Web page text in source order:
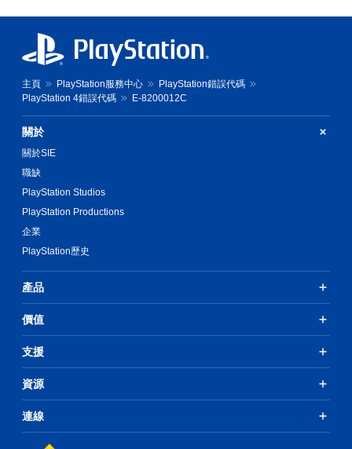
主頁 PlayStation服務中心
PlayStation錯誤代碼
PlayStation 4錯誤代碼
E-8200012C
關於
關於SIE
職缺
PlayStation Studios
PlayStation Productions
企業
PlayStation歷史
產品
價值
支援
資源
連線